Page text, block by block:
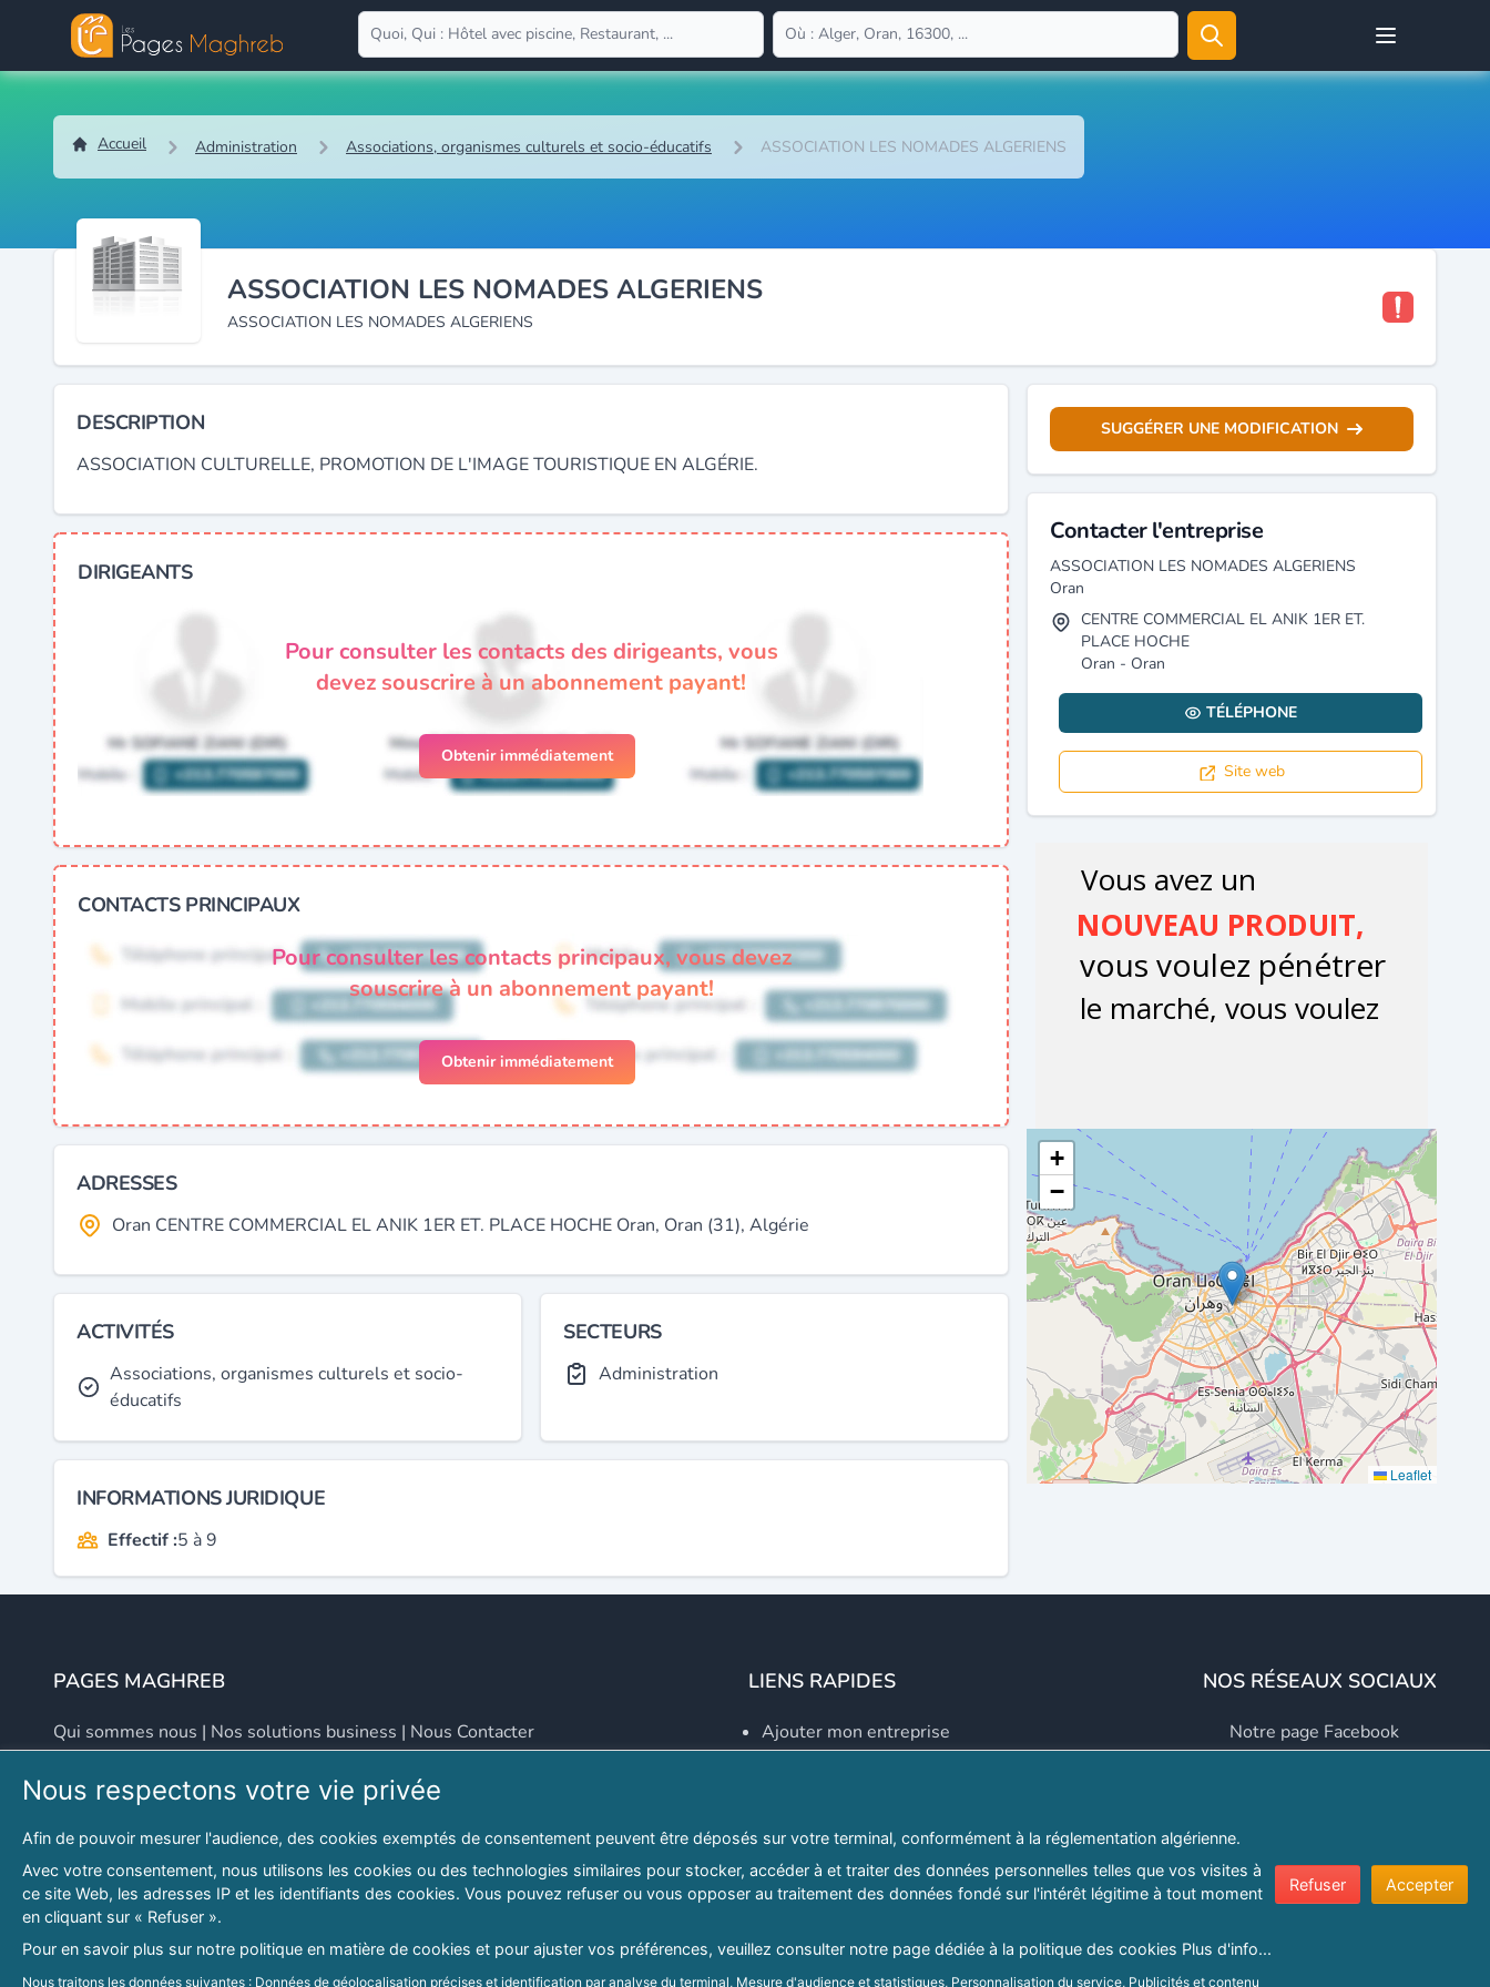
Open user menu
Accueil Administration Associations, organismes culturels et socio-éducatifs ASSOCIATION LES NOMADES ALGERIENS
ASSOCIATION LES NOMADES ALGERIENS
ASSOCIATION LES NOMADES ALGERIENS
DESCRIPTION
ASSOCIATION CULTURELLE, PROMOTION DE L'IMAGE TOURISTIQUE EN ALGÉRIE.
DIRIGEANTS
Pour consulter les contacts des dirigeants, vous
devez souscrire à un abonnement payant!
Obtenir immédiatement
CONTACTS PRINCIPAUX
Pour consulter les contacts principaux, vous devez
souscrire à un abonnement payant!
Obtenir immédiatement
ADRESSES
Oran CENTRE COMMERCIAL EL ANIK 1ER ET. PLACE HOCHE Oran, Oran (31), Algérie
ACTIVITÉS
Associations, organismes culturels et socio-
éducatifs
SECTEURS
Administration
INFORMATIONS JURIDIQUE
Effectif :5 à 9
SUGGÉRER UNE MODIFICATION
Contacter l'entreprise
ASSOCIATION LES NOMADES ALGERIENS
Oran
CENTRE COMMERCIAL EL ANIK 1ER ET.
PLACE HOCHE
Oran - Oran
TÉLÉPHONE
Site web
+
−
Leaflet
PAGES MAGHREB
Qui sommes nous | Nos solutions business | Nous Contacter
Adresse
46 LOT. PETITE PROVENCE SIDI YAHIA
Hydra, Alger (16), Algérie
Email
contact@lespagesmaghreb.com
LIENS RAPIDES
Ajouter mon entreprise
Explorer par secteurs
Explorer par willayas
NOS RÉSEAUX SOCIAUX
Notre page Facebook
Notre page Twitter
© 2026 PAGESMAGHREB.COM. ALL RIGHTS RESERVED
Nous respectons votre vie privée
Afin de pouvoir mesurer l'audience, des cookies exemptés de consentement peuvent être déposés sur votre terminal, conformément à la réglementation algérienne.
Avec votre consentement, nous utilisons les cookies ou des technologies similaires pour stocker, accéder à et traiter des données personnelles telles que vos visites à
ce site Web, les adresses IP et les identifiants des cookies. Vous pouvez refuser ou vous opposer au traitement des données fondé sur l'intérêt légitime à tout moment
en cliquant sur « Refuser ».
Pour en savoir plus sur notre politique en matière de cookies et pour ajuster vos préférences, veuillez consulter notre page dédiée à la politique des cookies Plus d'info...
Nous traitons les données suivantes : Données de géolocalisation précises et identification par analyse du terminal, Mesure d'audience et statistiques, Personnalisation du service, Publicités et contenu
Refuser Accepter